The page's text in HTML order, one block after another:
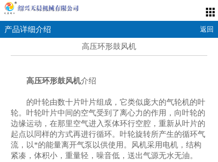
产品详细介绍 返回
高压环形鼓风机
高压环形鼓风机介绍
的叶轮由数十片叶片组成，它类似庞大的气轮机的叶
轮。叶轮叶片中间的空气受到了离心力的作用，向叶轮的
边缘运动，在那里空气进入泵体环行空腔，重新从叶片的
起点以同样的方式再进行循环。叶轮旋转所产生的循环气
流，以*的能量离开气泵以供使用。风机采用电机，结构
紧凑，体积小，重量轻，噪音低，送出气源无水无油。